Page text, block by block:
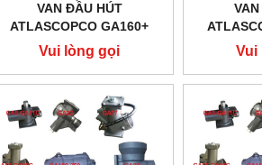
VAN ĐẦU HÚT
ATLASCOPCO GA160+
Vui lòng gọi Vui